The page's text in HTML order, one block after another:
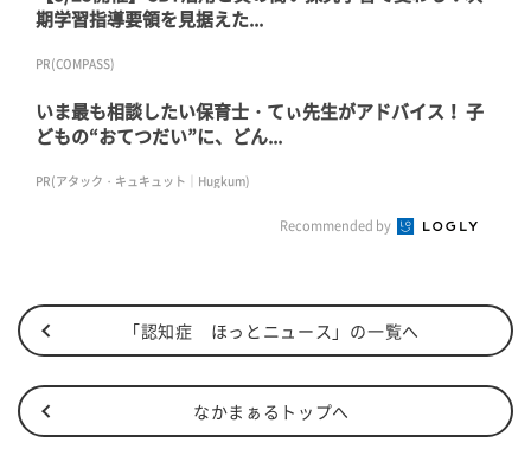
期学習指導要領を見据えた...
PR(COMPASS)
いま最も相談したい保育士・てぃ先生がアドバイス！ 子
どもの“おてつだい”に、どん...
PR(アタック・キュキュット｜Hugkum)
Recommended by
「認知症 ほっとニュース」の一覧へ
なかまぁるトップへ